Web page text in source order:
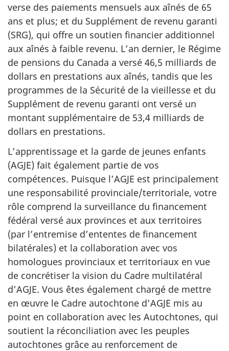
verse des paiements mensuels aux aînés de 65
ans et plus; et du Supplément de revenu garanti
(SRG), qui offre un soutien financier additionnel
aux aînés à faible revenu. L’an dernier, le Régime
de pensions du Canada a versé 46,5 milliards de
dollars en prestations aux aînés, tandis que les
programmes de la Sécurité de la vieillesse et du
Supplément de revenu garanti ont versé un
montant supplémentaire de 53,4 milliards de
dollars en prestations.
L’apprentissage et la garde de jeunes enfants
(AGJE) fait également partie de vos
compétences. Puisque l’AGJE est principalement
une responsabilité provinciale/territoriale, votre
rôle comprend la surveillance du financement
fédéral versé aux provinces et aux territoires
(par l’entremise d’ententes de financement
bilatérales) et la collaboration avec vos
homologues provinciaux et territoriaux en vue
de concrétiser la vision du Cadre multilatéral
d’AGJE. Vous êtes également chargé de mettre
en œuvre le Cadre autochtone d’AGJE mis au
point en collaboration avec les Autochtones, qui
soutient la réconciliation avec les peuples
autochtones grâce au renforcement de